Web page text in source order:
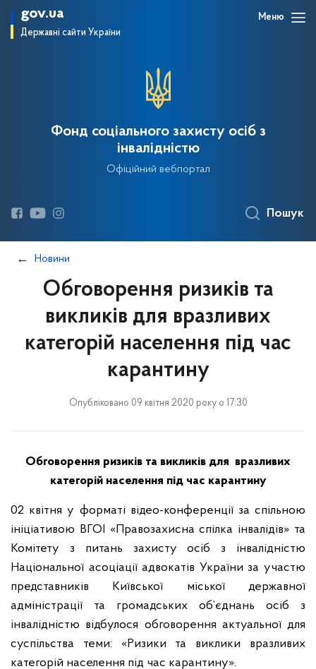
gov.ua
Державні сайти України
Меню
Фонд соціального захисту осіб з
інвалідністю
Офіційний вебпортал
Пошук
Новини
Обговорення ризиків та
викликів для вразливих
категорій населення під час
карантину
Опубліковано 09 квітня 2020 року о 17:30
Обговорення ризиків та викликів для вразливих
категорій населення під час карантину
02 квітня у форматі відео-конференції за спільною
ініціативою ВГОІ «Правозахисна спілка інвалідів» та
Комітету з питань захисту осіб з інвалідністю
Національної асоціації адвокатів України за участю
представників Київської міської державної
адміністрації та громадських об’єднань осіб з
інвалідністю відбулося обговорення актуальної для
суспільства теми: «Ризики та виклики вразливих
категорій населення під час карантину».